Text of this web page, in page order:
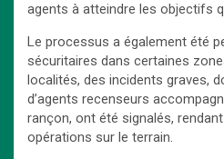
agents à atteindre les objectifs
Le processus a également été
sécuritaires dans certaines
localités, des incidents graves,
d’agents recenseurs
rançon, ont été signalés,
opérations sur le terrain.